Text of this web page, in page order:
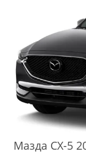
Мазда CX-5